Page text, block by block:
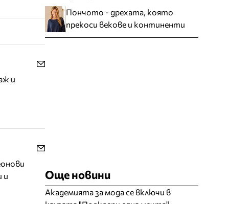
и
и
Пончото - дрехата, която
прекоси векове и континенти
Още новини
Академията за мода се включи в